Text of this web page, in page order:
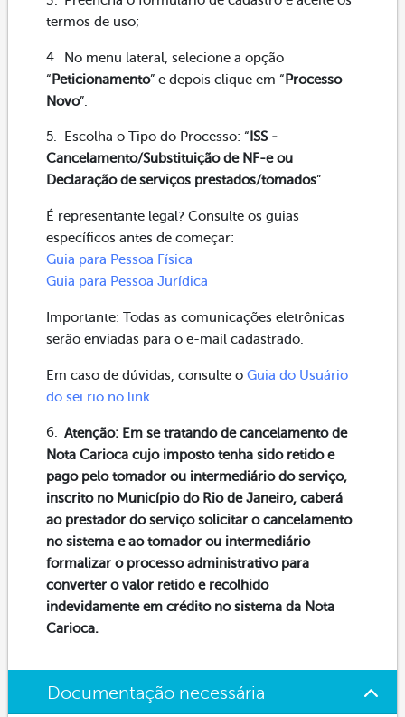
termos de uso;
No menu lateral, selecione a opção
“ Peticionamento” e depois clique em “ Processo
Novo”.
Escolha o Tipo do Processo: “ ISS -
Cancelamento/Substituição de NF-e ou
Declaração de serviços prestados/tomados”
É representante legal? Consulte os guias
específicos antes de começar:
Guia para Pessoa Física
Guia para Pessoa Jurídica
Importante: Todas as comunicações eletrônicas
serão enviadas para o e-mail cadastrado.
Em caso de dúvidas, consulte o Guia do Usuário
do sei.rio no link
Atenção: Em se tratando de cancelamento de
Nota Carioca cujo imposto tenha sido retido e
pago pelo tomador ou intermediário do serviço,
inscrito no Município do Rio de Janeiro, caberá
ao prestador do serviço solicitar o cancelamento
no sistema e ao tomador ou intermediário
formalizar o processo administrativo para
converter o valor retido e recolhido
indevidamente em crédito no sistema da Nota
Carioca.
Documentação necessária